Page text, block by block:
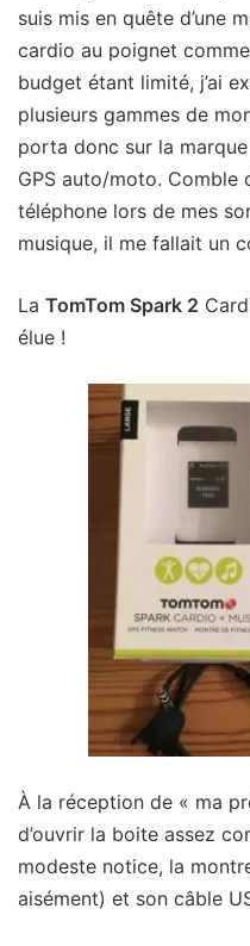
suis mis en quête d’une
cardio au poignet
budget étant limité, j’ai
plusieurs gammes de
porta donc sur la
GPS auto/moto. Comble
téléphone lors de mes
musique, il me fallait un
La TomTom Spark 2
élue !
À la réception de « ma
d’ouvrir la boite assez
modeste notice, la
aisément) et son câble